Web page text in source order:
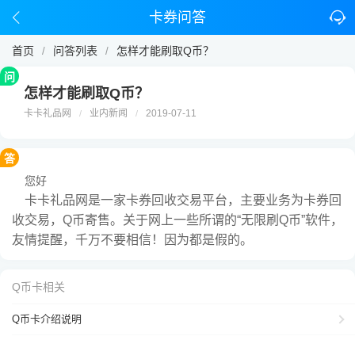
卡券问答
首页 / 问答列表 / 怎样才能刷取Q币？
问
怎样才能刷取Q币？
卡卡礼品网 / 业内新闻 / 2019-07-11
答
您好
卡卡礼品网 是一家卡券回收交易平台，主要业务为卡券回
收交易，Q币寄售。关于网上一些所谓的“无限刷Q币”软件，
友情提醒，千万不要相信！因为都是假的。
Q币卡相关
Q币卡介绍说明